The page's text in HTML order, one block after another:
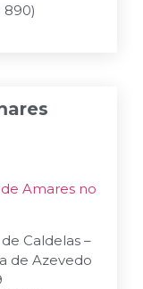
890)
Amares no
Caldelas –
de Azevedo